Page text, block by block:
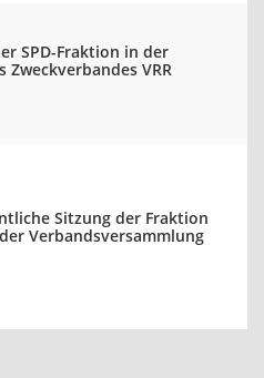
SPD-Fraktion in der
VRR
Sitzung der Fraktion
Verbandsversammlung